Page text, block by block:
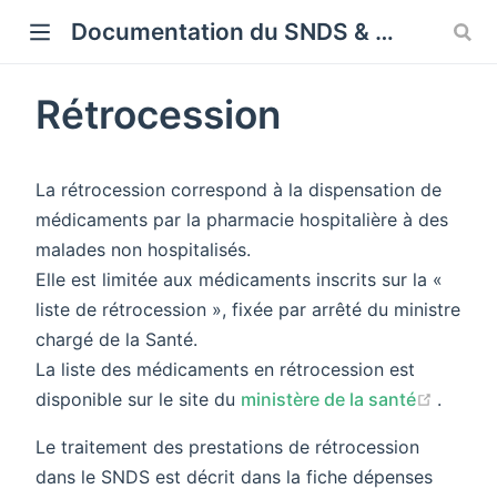
Documentation du SNDS & SNDS OMOP
Rétrocession
La rétrocession correspond à la dispensation de
médicaments par la pharmacie hospitalière à des
malades non hospitalisés.
Elle est limitée aux médicaments inscrits sur la «
liste de rétrocession », fixée par arrêté du ministre
chargé de la Santé.
La liste des médicaments en rétrocession est
disponible sur le site du ministère de la santé .
Le traitement des prestations de rétrocession
dans le SNDS est décrit dans la fiche dépenses